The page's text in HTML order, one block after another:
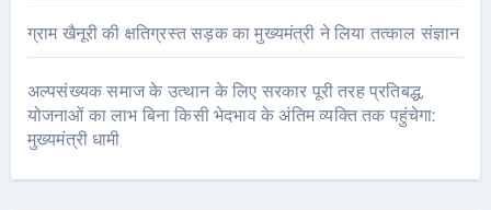
ग्राम खैनूरी की क्षतिग्रस्त सड़क का मुख्यमंत्री ने लिया तत्काल संज्ञान
अल्पसंख्यक समाज के उत्थान के लिए सरकार पूरी तरह प्रतिबद्ध,
योजनाओं का लाभ बिना किसी भेदभाव के अंतिम व्यक्ति तक पहुंचेगा:
मुख्यमंत्री धामी